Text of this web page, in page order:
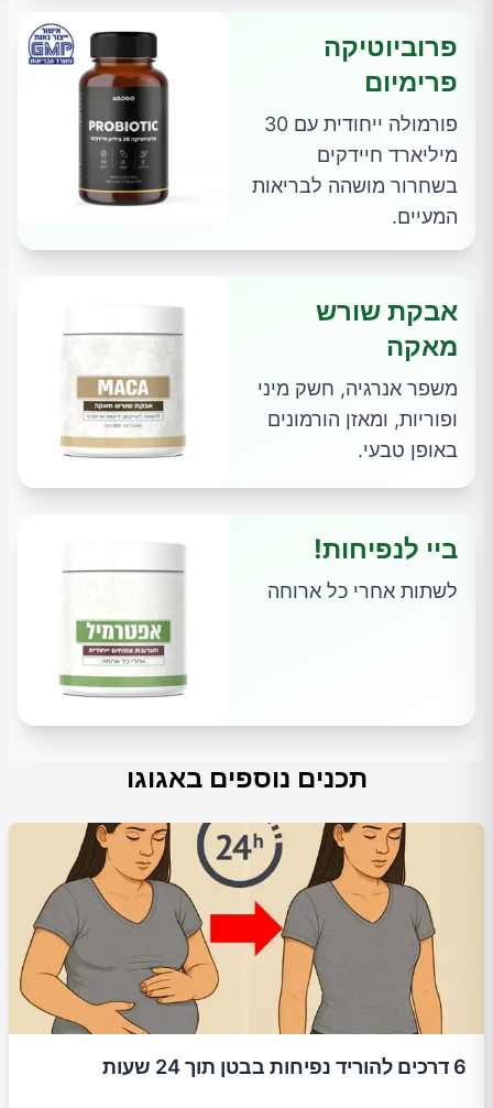
פרוביוטיקה
פרימיום
פורמולה ייחודית עם 30
מיליארד חיידקים
בשחרור מושהה לבריאות
המעיים.
אבקת שורש
מאקה
משפר אנרגיה, חשק מיני
ופוריות, ומאזן הורמונים
באופן טבעי.
ביי לנפיחות!
לשתות אחרי כל ארוחה
תכנים נוספים באגוגו
6 דרכים להוריד נפיחות בבטן תוך 24 שעות